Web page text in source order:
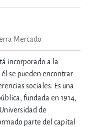
Mercado
incorporado a la
se pueden encontrar
sociales. Es una
fundada en 1914,
de
parte del capital